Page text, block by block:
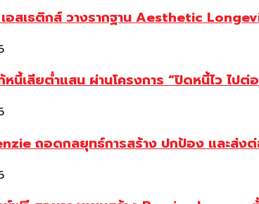
เอสเธติกส์ วางรากฐาน Aesthetic
หนี้เสียต่ำแสน ผ่านโครงการ “ปิดหนี้ไว ไ
ถอดกลยุทธ์การสร้าง ปกป้อง และส่ง